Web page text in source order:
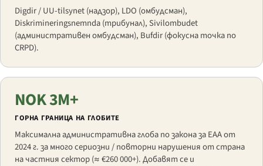
Digdir / UU-tilsynet (надзор), LDO (омбудсман),
Diskrimineringsnemnda (трибунал), Sivilombudet
(административен омбудсман), Bufdir (фокусна точка по
CRPD).
NOK 3M+
ГОРНА ГРАНИЦА НА ГЛОБИТЕ
Максимална административна глоба по закона за EAA от
2024 г. за много сериозни / повторни нарушения от страна
на частния сектор (≈ €260 000+). Добавят се и